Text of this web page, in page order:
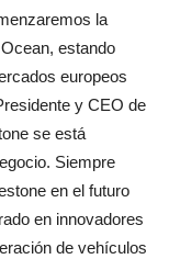
la
estando
europeos
y CEO de
se está
Siempre
en el futuro
en innovadores
de vehículos